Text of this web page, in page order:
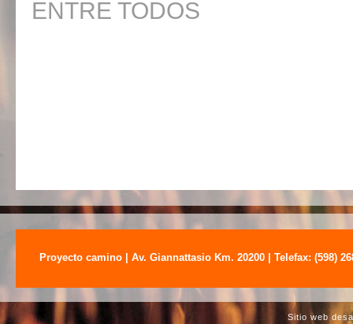
ENTRE TODOS
Proyecto camino | Av. Giannattasio Km. 20200 | Telefax: (598)
Sitio web